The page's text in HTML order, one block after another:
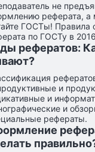
не
реферата, а
ГОСТы! Правила
по ГОСТу в
рефератов:
и
и
и
рефераты.